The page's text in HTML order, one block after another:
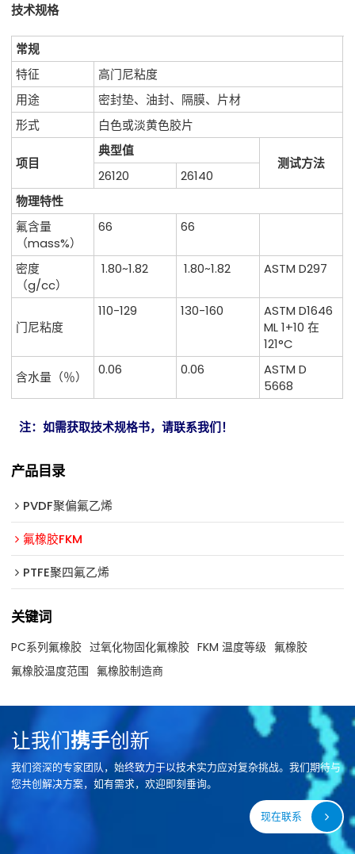
技术规格
常规
特征
高门尼粘度
用途
密封垫、油封、隔膜、片材
形式
白色或淡黄色胶片
项目
典型值
测试方法
26120
26140
物理特性
氟含量
（mass%）
66 66
密度
（g/cc）
1.80~1.82 1.80~1.82 ASTM D297
门尼粘度
110-129 130-160
ASTM D1646
ML 1+10 在
121°C
含水量（％） 0.06 0.06
ASTM D
5668
注：如需获取技术规格书，请联系我们！
产品目录
PVDF聚偏氟乙烯
氟橡胶FKM
PTFE聚四氟乙烯
关键词
PC系列氟橡胶 过氧化物固化氟橡胶 FKM 温度等级 氟橡胶
氟橡胶温度范围 氟橡胶制造商
让我们携手创新
我们资深的专家团队，始终致力于以技术实力应对复杂挑战。我们期待与
您共创解决方案，如有需求，欢迎即刻垂询。
现在联系